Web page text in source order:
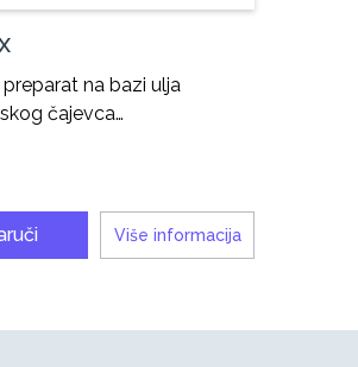
preparat na bazi ulja
čajevca…
Više informacija